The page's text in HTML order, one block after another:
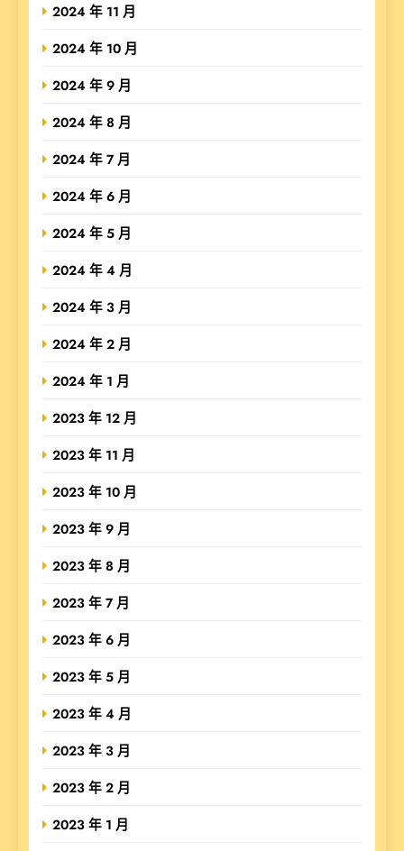
2024 年 11 月
2024 年 10 月
2024 年 9 月
2024 年 8 月
2024 年 7 月
2024 年 6 月
2024 年 5 月
2024 年 4 月
2024 年 3 月
2024 年 2 月
2024 年 1 月
2023 年 12 月
2023 年 11 月
2023 年 10 月
2023 年 9 月
2023 年 8 月
2023 年 7 月
2023 年 6 月
2023 年 5 月
2023 年 4 月
2023 年 3 月
2023 年 2 月
2023 年 1 月